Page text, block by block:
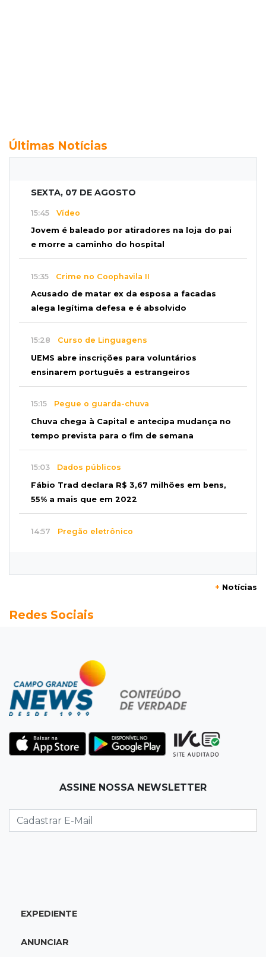
Últimas Notícias
SEXTA, 07 DE AGOSTO
15:45 Vídeo
Jovem é baleado por atiradores na loja do pai
e morre a caminho do hospital
15:35 Crime no Coophavila II
Acusado de matar ex da esposa a facadas
alega legítima defesa e é absolvido
15:28 Curso de Linguagens
UEMS abre inscrições para voluntários
ensinarem português a estrangeiros
15:15 Pegue o guarda-chuva
Chuva chega à Capital e antecipa mudança no
tempo prevista para o fim de semana
15:03 Dados públicos
Fábio Trad declara R$ 3,67 milhões em bens,
55% a mais que em 2022
14:57 Pregão eletrônico
Náutico e Comercial decidem título do
Reabertura
Biblioteca reabre quarta-feira com
programação cultural na Esplanada
Ferroviária
14:27 Eleições 2026
Fábio Trad propõe revisão de incentivos
Sesau cria comissão para revisar todas as
mortes em unidades de saúde
Adolescente acusado de atear fogo em amigo
+ Notícias
Redes Sociais
ASSINE NOSSA NEWSLETTER
EXPEDIENTE
ANUNCIAR